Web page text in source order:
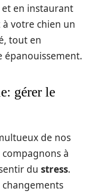
et en instaurant
à votre chien un
tout en
gérer le
de nos
à
du stress.